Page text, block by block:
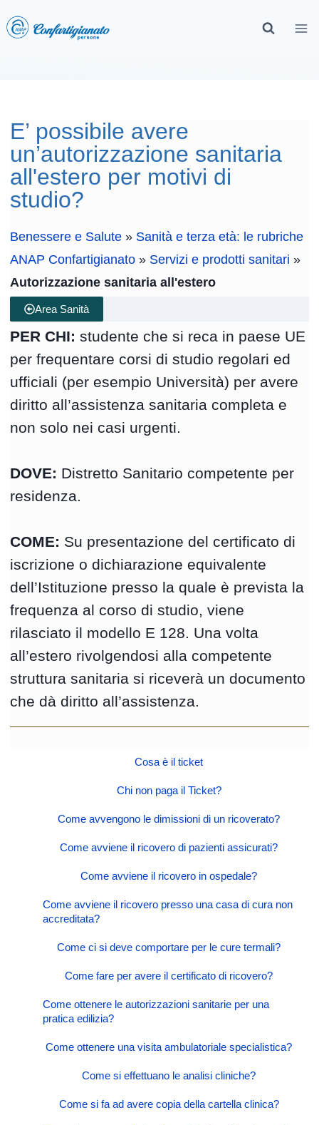
E’ possibile avere
un’autorizzazione sanitaria
all'estero per motivi di
studio?
Benessere e Salute » Sanità e terza età: le rubriche
ANAP Confartigianato » Servizi e prodotti sanitari »
Autorizzazione sanitaria all'estero
Area Sanità
PER CHI:studente che si reca in paese UE
per frequentare corsi di studio regolari ed
ufficiali (per esempio Università) per avere
diritto all’assistenza sanitaria completa e
non solo nei casi urgenti.
DOVE: Distretto Sanitario competente per
residenza.
COME: Su presentazione del certificato di
iscrizione o dichiarazione equivalente
dell’Istituzione presso la quale è prevista la
frequenza al corso di studio, viene
rilasciato il modello E 128. Una volta
all’estero rivolgendosi alla competente
struttura sanitaria si riceverà un documento
che dà diritto all’assistenza.
Cosa è il ticket
Chi non paga il Ticket?
Come avvengono le dimissioni di un ricoverato?
Come avviene il ricovero di pazienti assicurati?
Come avviene il ricovero in ospedale?
Come avviene il ricovero presso una casa di cura non
accreditata?
Come ci si deve comportare per le cure termali?
Come fare per avere il certificato di ricovero?
Come ottenere le autorizzazioni sanitarie per una
pratica edilizia?
Come ottenere una visita ambulatoriale specialistica?
Come si effettuano le analisi cliniche?
Come si fa ad avere copia della cartella clinica?